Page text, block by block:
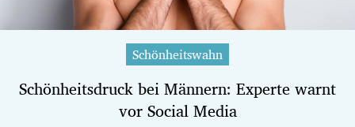
Schönheitswahn
Schönheitsdruck bei Männern: Experte warnt
vor Social Media